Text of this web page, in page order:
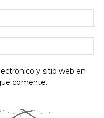
y sitio web en
comente.